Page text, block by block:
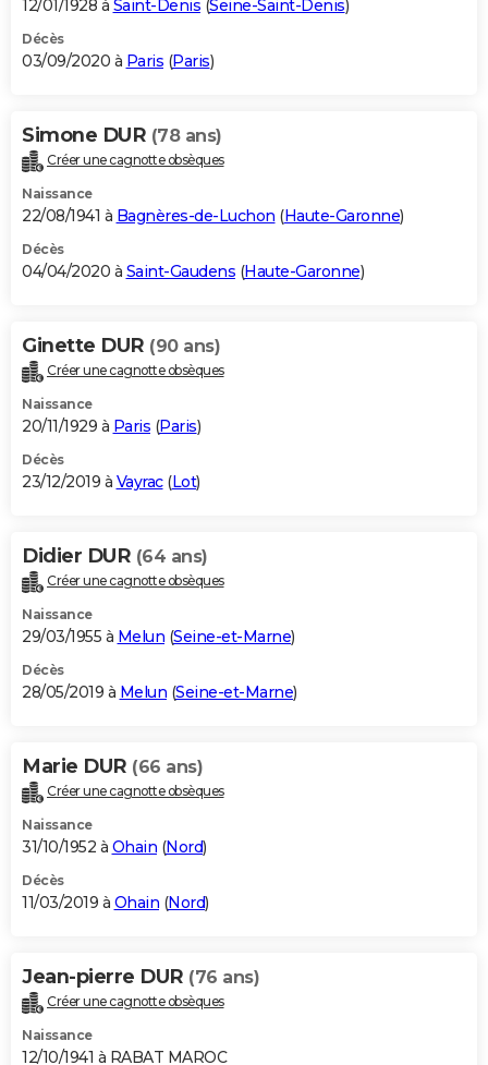
12/01/1928 à Saint-Denis (Seine-Saint-Denis)
Décès
03/09/2020 à Paris (Paris)
Simone DUR (78 ans)
Créer une cagnotte obsèques
Naissance
22/08/1941 à Bagnères-de-Luchon (Haute-Garonne)
Décès
04/04/2020 à Saint-Gaudens (Haute-Garonne)
Ginette DUR (90 ans)
Créer une cagnotte obsèques
Naissance
20/11/1929 à Paris (Paris)
Décès
23/12/2019 à Vayrac(Lot)
Didier DUR (64 ans)
Créer une cagnotte obsèques
Naissance
29/03/1955 à Melun (Seine-et-Marne)
Décès
28/05/2019 à Melun (Seine-et-Marne)
Marie DUR (66 ans)
Créer une cagnotte obsèques
Naissance
31/10/1952 à Ohain (Nord)
Décès
11/03/2019 à Ohain (Nord)
Jean-pierre DUR (76 ans)
Créer une cagnotte obsèques
Naissance
12/10/1941 à RABAT MAROC